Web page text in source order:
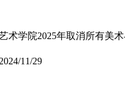
2024/11/29